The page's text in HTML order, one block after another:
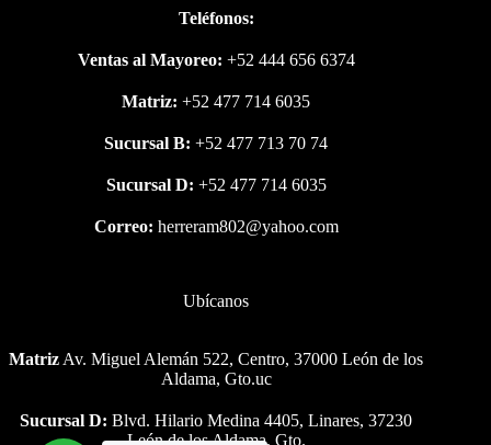
Teléfonos:
Ventas al Mayoreo: +52 444 656 6374
Matriz: +52 477 714 6035
Sucursal B:+52 477 713 70 74
Sucursal D: +52 477 714 6035
Correo: herreram802@yahoo.com
Ubícanos
Matriz Av. Miguel Alemán 522, Centro, 37000 León de los
Aldama, Gto.uc
Sucursal D: Blvd. Hilario Medina 4405, Linares, 37230
León de los Aldama, Gto.